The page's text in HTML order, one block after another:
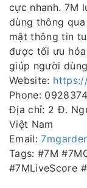
cực nhanh. 7M
dùng thông
mật thông tin
được tối ưu
giúp người
Website:
Phone:
Địa chỉ: 2 Đ.
Việt Nam
Email:
Tags: #7M
#7MLiveScore